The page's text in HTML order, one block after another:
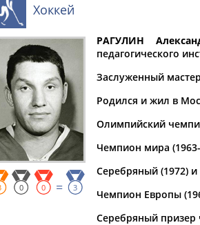
К Л М Н О
П
Щ Э Ю Я
Место
с
чч
Хоккей
0 0 = 3
РАГУЛИН
педагогического
Заслуженный
Родился и жил в
Олимпийский
Чемпион мира
Серебряный (1972)
Чемпион Европы
Серебряный призер